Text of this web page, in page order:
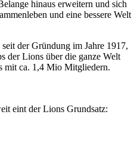
hinaus erweitern und sich
und eine bessere Welt
der Gründung im Jahre 1917,
der Lions über die ganze Welt
mit ca. 1,4 Mio Mitgliedern.
eint der Lions Grundsatz: